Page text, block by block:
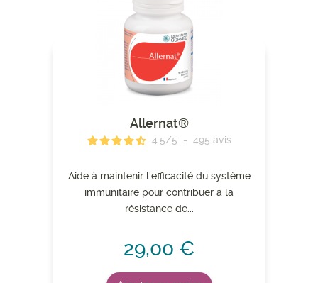
Allernat®
4.5/5 - 495 avis
Aide à maintenir l'efficacité du système
immunitaire pour contribuer à la
résistance de...
29,00 €